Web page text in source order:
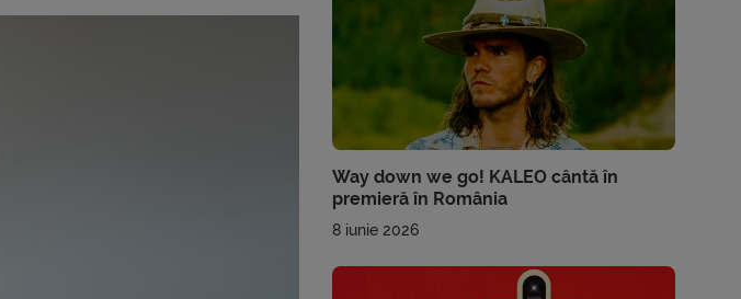
Way down we go! KALEO cântă în
premieră în România
8 iunie 2026